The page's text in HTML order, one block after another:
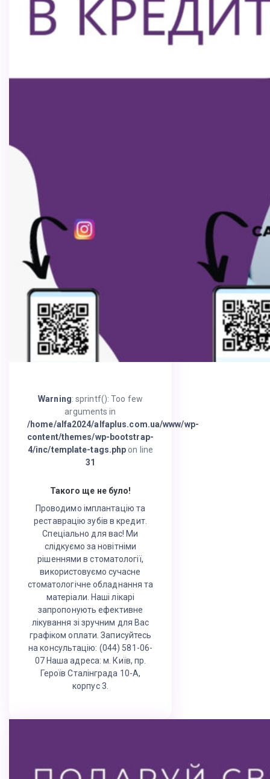
Warning: sprintf(): Too few
arguments in
/home/alfa2024/alfaplus.com.ua/www/wp-
content/themes/wp-bootstrap-
4/inc/template-tags.php on line
31
Такого ще не було!
Проводимо імплантацію та
реставрацію зубів в кредит.
Спеціально для вас! Ми
слідкуємо за новітніми
рішеннями в стоматології,
використовуємо сучасне
стоматологічне обладнання та
матеріали. Наші лікарі
запропонують ефективне
лікування зі зручним для Вас
графіком оплати. Записуйтесь
на консультацію: (044) 581-06-
07 Наша адреса: м. Київ, пр.
Героїв Сталінграда 10-А,
корпус 3.